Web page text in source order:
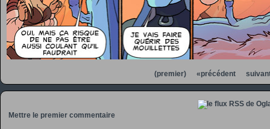
(premier) «précédent
Mettre le premier commentaire